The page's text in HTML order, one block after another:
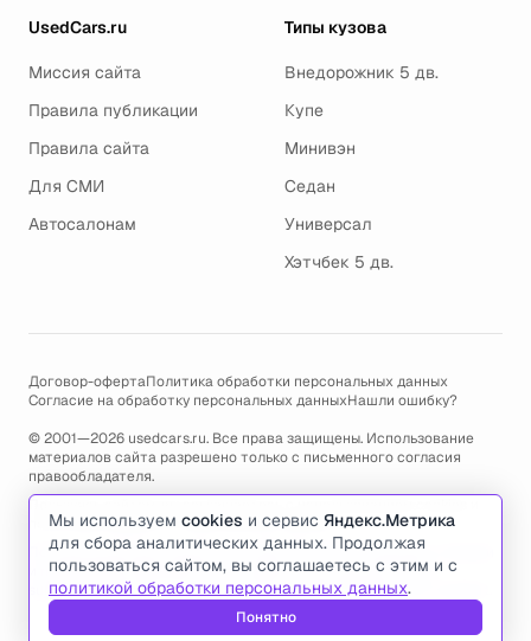
UsedCars.ru
Миссия сайта
Правила публикации
Правила сайта
Для СМИ
Автосалонам
Типы кузова
Внедорожник 5 дв.
Купе
Минивэн
Седан
Универсал
Хэтчбек 5 дв.
Договор-офертаПолитика обработки персональных данных
Согласие на обработку персональных данныхНашли ошибку?
© 2001—2026 usedcars.ru. Все права защищены. Использование
материалов сайта разрешено только с письменного согласия
правообладателя.
Пользуясь сайтом, вы соглашаетесь с использованием cookies и
политикой обработки персональных данных.
По всем вопросам связанным с работой сайта, ошибками, глюками
и проблемами обращайтесь по адресу электронной почты
support@usedcars.ruили пишите в телеграм@usedcarsru_support
Мы используем cookies и сервис Яндекс.Метрика
для сбора аналитических данных. Продолжая
пользоваться сайтом, вы соглашаетесь с этим и с
политикой обработки персональных данных.
Понятно